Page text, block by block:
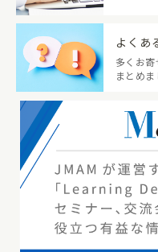
よくあ
多くお
まとめま